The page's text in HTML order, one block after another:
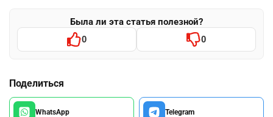
Была ли эта статья полезной?
0 0
Поделиться
WhatsApp Telegram